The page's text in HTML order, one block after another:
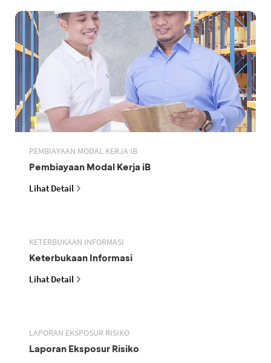
PEMBIAYAAN MODAL KERJA IB
Pembiayaan Modal Kerja iB
Lihat Detail
KETERBUKAAN INFORMASI
Keterbukaan Informasi
Lihat Detail
LAPORAN EKSPOSUR RISIKO
Laporan Eksposur Risiko